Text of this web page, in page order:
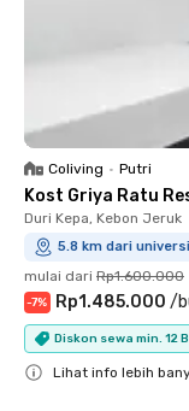
Coliving • Putri
Kost Griya Ratu
Duri Kepa, Kebon Jeruk
5.8 km dari
mulai dari Rp1.600.000
-7% Rp1.485.000 /
Diskon sewa min. 12
Lihat info lebih